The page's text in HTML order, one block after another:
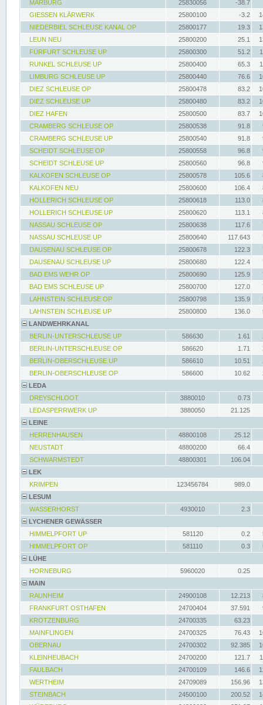
MARBURG
25830056
-38.7
GIESSEN KLÄRWERK
25800100 -3.2
NIEDERBIEL SCHLEUSE KANAL OP
25800177 19.3
LEUN NEU
25800200 25.1
FÜRFURT SCHLEUSE UP
25800300 51.2
RUNKEL SCHLEUSE UP
25800400 65.3
LIMBURG SCHLEUSE UP
25800440 76.6
DIEZ SCHLEUSE OP
25800478 83.2
DIEZ SCHLEUSE UP
25800480 83.2
DIEZ HAFEN
25800500 83.7
CRAMBERG SCHLEUSE OP
25800538 91.8
CRAMBERG SCHLEUSE UP
25800540 91.8
SCHEIDT SCHLEUSE OP
25800558 96.8
SCHEIDT SCHLEUSE UP
25800560 96.8
KALKOFEN SCHLEUSE OP
25800578 105.6
KALKOFEN NEU
25800600 106.4
HOLLERICH SCHLEUSE OP
25800618 113.0
HOLLERICH SCHLEUSE UP
25800620 113.1
NASSAU SCHLEUSE OP
25800638 117.6
NASSAU SCHLEUSE UP
25800640 117.643
DAUSENAU SCHLEUSE OP
25800678 122.3
DAUSENAU SCHLEUSE UP
25800680 122.4
BAD EMS WEHR OP
25800690 125.9
BAD EMS SCHLEUSE UP
25800700 127.0
LAHNSTEIN SCHLEUSE OP
25800798 135.9
LAHNSTEIN SCHLEUSE UP
25800800 136.0
LANDWEHRKANAL
BERLIN-UNTERSCHLEUSE UP
586630 1.61
BERLIN-UNTERSCHLEUSE OP
586620 1.71
BERLIN-OBERSCHLEUSE UP
586610 10.51
BERLIN-OBERSCHLEUSE OP
586600 10.62
LEDA
DREYSCHLOOT
3880010
0.73
LEDASPERRWERK UP
3880050
21.125
LEINE
HERRENHAUSEN
48800108
25.12
NEUSTADT
48800200
66.4
SCHWARMSTEDT
48800301
106.04
LEK
KRIMPEN
123456784
989.0
LESUM
WASSERHORST
4930010
2.3
LYCHENER GEWÄSSER
HIMMELPFORT UP
581120 0.2
HIMMELPFORT OP
581110 0.3
LÜHE
HORNEBURG
5960020
0.25
MAIN
RAUNHEIM
24900108 12.213
FRANKFURT OSTHAFEN
24700404 37.591
KROTZENBURG
24700335
63.23
MAINFLINGEN
24700325 76.43
OBERNAU
24700302 92.385
KLEINHEUBACH
24700200 121.7
FAULBACH
24700109 146.6
WERTHEIM
24709089 156.96
STEINBACH
24500100 200.52